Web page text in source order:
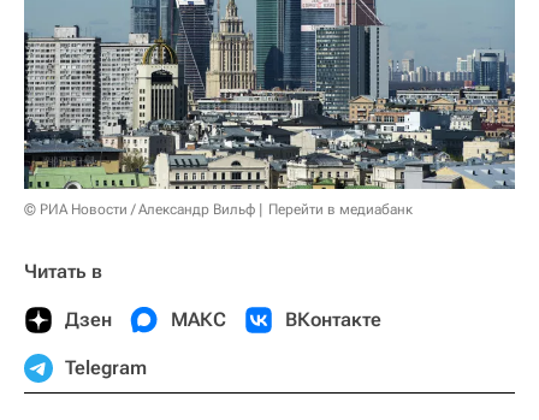
© РИА Новости / Александр Вильф Перейти в медиабанк
Читать в
Дзен МАКС ВКонтакте
Telegram